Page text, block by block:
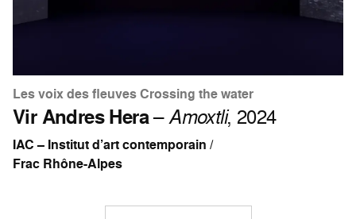
Les voix des fleuves Crossing the water
Vir Andres Hera–Amoxtli, 2024
IAC – Institut d’art contemporain /
Frac Rhône-Alpes